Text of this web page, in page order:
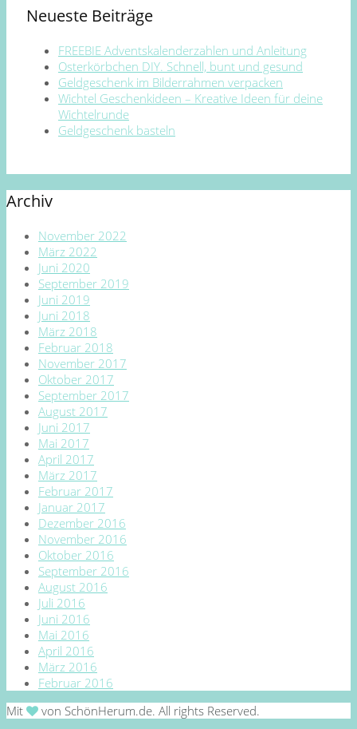
Neueste Beiträge
FREEBIE Adventskalenderzahlen und Anleitung
Osterkörbchen DIY. Schnell, bunt und gesund
Geldgeschenk im Bilderrahmen verpacken
Wichtel Geschenkideen – Kreative Ideen für deine
Wichtelrunde
Geldgeschenk basteln
Archiv
November 2022
März 2022
Juni 2020
September 2019
Juni 2019
Juni 2018
März 2018
Februar 2018
November 2017
Oktober 2017
September 2017
August 2017
Juni 2017
Mai 2017
April 2017
März 2017
Februar 2017
Januar 2017
Dezember 2016
November 2016
Oktober 2016
September 2016
August 2016
Juli 2016
Juni 2016
Mai 2016
April 2016
März 2016
Februar 2016
Mit
von SchönHerum.de. All rights Reserved.